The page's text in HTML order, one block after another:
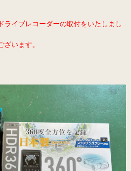
ライブレコーダーの取付をいたしまし
います。